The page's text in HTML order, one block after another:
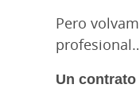
Pero
Un